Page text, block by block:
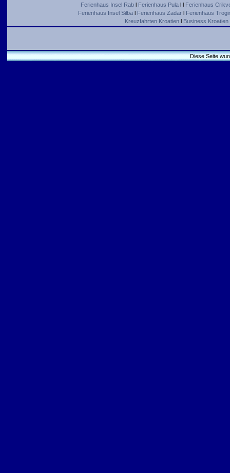
Ferienhaus Insel Rab l Ferienhaus Pula l l Ferienhaus
Ferienhaus Insel Silbal Ferienhaus Zadarl Ferienhaus
Kreuzfahrten Kroatienl Business Kroatien
Diese Seite